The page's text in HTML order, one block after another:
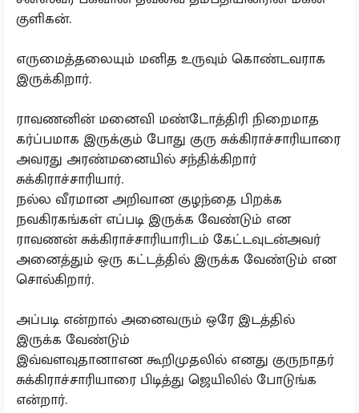
குளிகன்.
எருமைத்தலையும் மனித உருவும் கொண்டவராக
இருக்கிறார்.
ராவணனின் மனைவி மண்டோத்திரி நிறைமாத
கர்ப்பமாக இருக்கும் போது குரு சுக்கிராச்சாரியாரை
அவரது அரண்மனையில் சந்திக்கிறார்
சுக்கிராச்சாரியார்.
நல்ல வீரமான அறிவான குழந்தை பிறக்க
நவகிரகங்கள் எப்படி இருக்க வேண்டும் என
ராவணன் சுக்கிராச்சாரியாரிடம் கேட்டவுடன்அவர்
அனைத்தும் ஒரு கட்டத்தில் இருக்க வேண்டும் என
சொல்கிறார்.
அப்படி என்றால் அனைவரும் ஒரே இடத்தில்
இருக்க வேண்டும்
இவ்வளவுதானாஎன கூறிமுதலில் எனது குருநாதர்
சுக்கிராச்சாரியாரை பிடித்து ஜெயிலில் போடுங்க
என்றார்.